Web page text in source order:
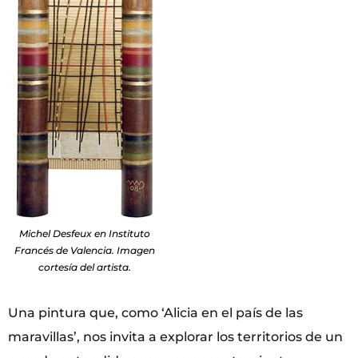
Michel Desfeux en Instituto
Francés de Valencia. Imagen
cortesía del artista.
Una pintura que, como ‘Alicia en el país de las
maravillas’, nos invita a explorar los territorios de un